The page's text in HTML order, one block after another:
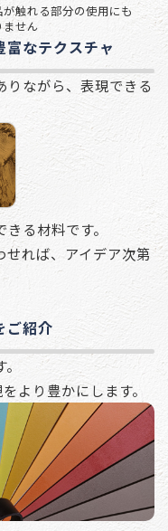
が触れる部分の使用にも
せん
なテクスチャ
りながら、表現できる
る材料です。
れば、アイデア次第
ご紹介
より豊かにします。